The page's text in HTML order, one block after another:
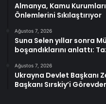
Almanya, Kamu
Önlemlerini Sıkılaştırıyor
Ağustos 7, 2026
Suna Selen yıllar sonra
boşandıklarını anlattı:
Ağustos 7, 2026
Ukrayna Devlet Başkanı
Başkanı Sırskiy’i